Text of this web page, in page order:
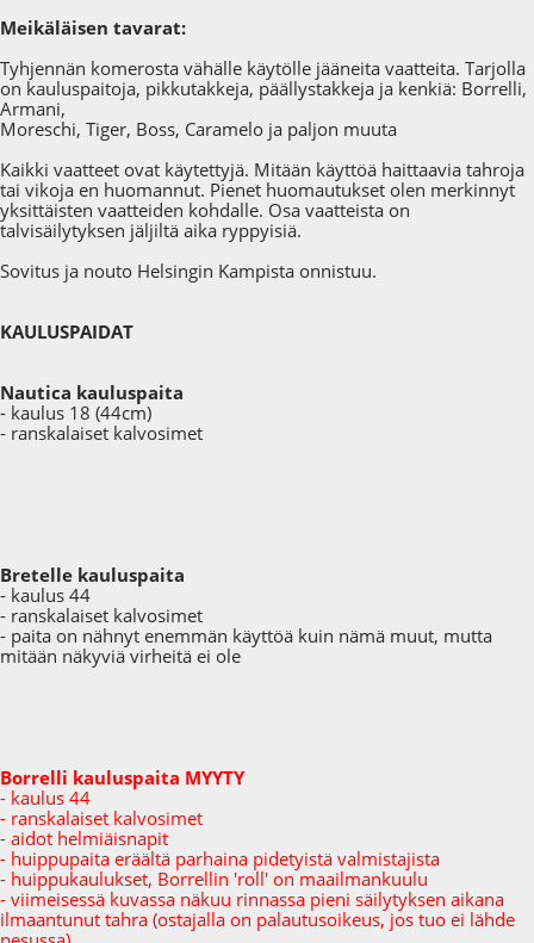
Meikäläisen tavarat:
Tyhjennän komerosta vähälle käytölle jääneita vaatteita. Tarjolla
on kauluspaitoja, pikkutakkeja, päällystakkeja ja kenkiä: Borrelli,
Armani,
Moreschi, Tiger, Boss, Caramelo ja paljon muuta
Kaikki vaatteet ovat käytettyjä. Mitään käyttöä haittaavia tahroja
tai vikoja en huomannut. Pienet huomautukset olen merkinnyt
yksittäisten vaatteiden kohdalle. Osa vaatteista on
talvisäilytyksen jäljiltä aika ryppyisiä.
Sovitus ja nouto Helsingin Kampista onnistuu.
KAULUSPAIDAT
Nautica kauluspaita
- kaulus 18 (44cm)
- ranskalaiset kalvosimet
Bretelle kauluspaita
- kaulus 44
- ranskalaiset kalvosimet
- paita on nähnyt enemmän käyttöä kuin nämä muut, mutta
mitään näkyviä virheitä ei ole
Borrelli kauluspaita MYYTY
- kaulus 44
- ranskalaiset kalvosimet
- aidot helmiäisnapit
- huippupaita eräältä parhaina pidetyistä valmistajista
- huippukaulukset, Borrellin 'roll' on maailmankuulu
- viimeisessä kuvassa näkuu rinnassa pieni säilytyksen aikana
ilmaantunut tahra (ostajalla on palautusoikeus, jos tuo ei lähde